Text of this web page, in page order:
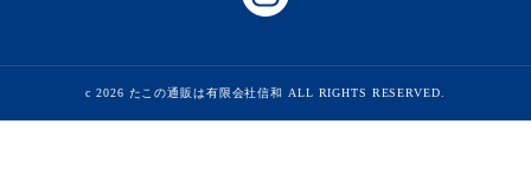
c 2026 たこの通販は有限会社信和 ALL RIGHTS RESERVED.